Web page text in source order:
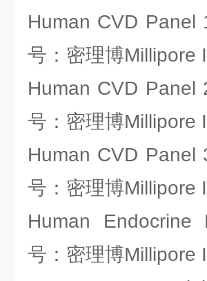
Human CVD Panel
号：密理博Millipore
Human CVD Panel
号：密理博Millipore
Human CVD Panel
号：密理博Millipore
Human Endocrine
号：密理博Millipore